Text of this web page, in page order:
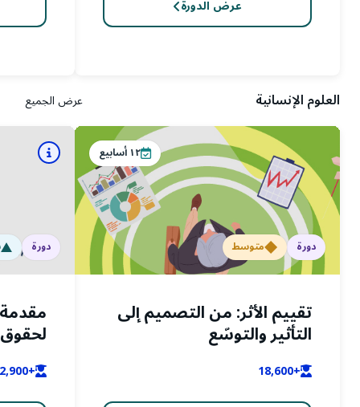
عرض الدورة
العلوم الإنسانية عرض الجميع
١٢ أسابيع
دورة متوسط
تقييم الأثر: من التصميم إلى
التأثير والتوسّع
+18,600
دورة
مقدمة
من+22,900